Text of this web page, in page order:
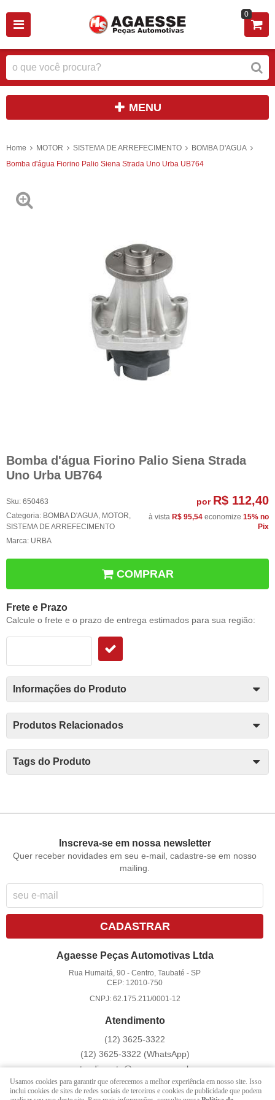
0
MENU
Home MOTOR SISTEMA DE ARREFECIMENTO
BOMBA D'AGUA
Bomba d'água Fiorino Palio Siena Strada Uno Urba UB764
Bomba d'água Fiorino Palio Siena Strada
Uno Urba UB764
Sku: 650463
Categoria: BOMBA D'AGUA, MOTOR,
SISTEMA DE ARREFECIMENTO
Marca: URBA
por R$ 112,40
à vista R$ 95,54 economize 15% no
Pix
COMPRAR
Frete e Prazo
Calcule o frete e o prazo de entrega estimados para sua região:
Informações do Produto
Produtos Relacionados
Tags do Produto
Inscreva-se em nossa newsletter
Quer receber novidades em seu e-mail, cadastre-se em nosso
mailing.
CADASTRAR
Agaesse Peças Automotivas Ltda
Rua Humaitá, 90 -Centro, Taubaté -SP
CEP: 12010-750
CNPJ: 62.175.211/0001-12
Atendimento
(12) 3625-3322
(12) 3625-3322 (WhatsApp)
atendimento@agaesse.com.br
Usamos cookies para garantir que oferecemos a melhor experiência em nosso site. Isso
inclui cookies de sites de redes sociais de terceiros e cookies de publicidade que podem